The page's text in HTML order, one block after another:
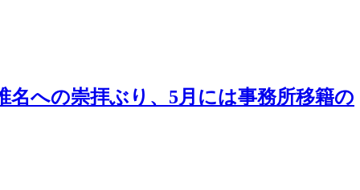
への崇拝ぶり、5月には事務所移籍の